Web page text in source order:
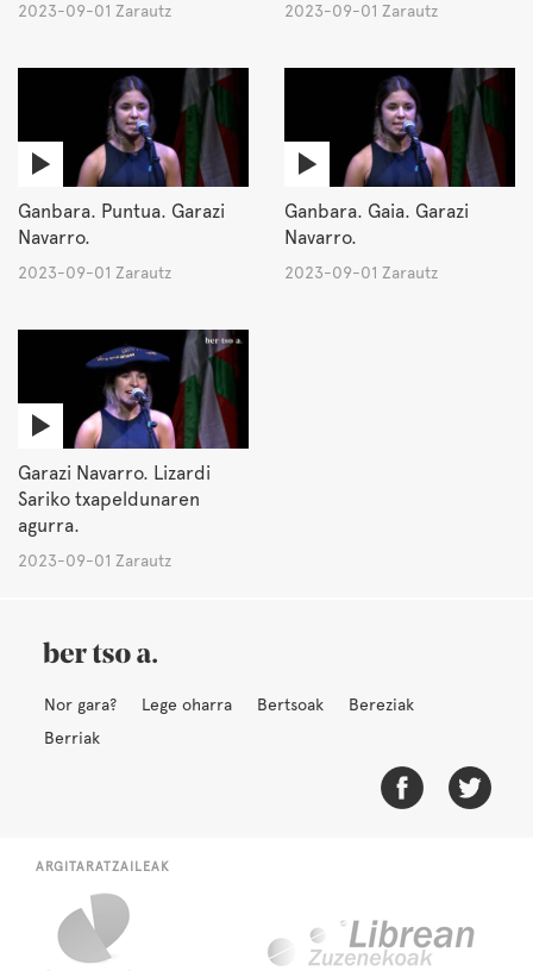
2023-09-01 Zarautz 2023-09-01 Zarautz
Ganbara. Puntua. Garazi
Navarro.
2023-09-01 Zarautz
Ganbara. Gaia. Garazi
Navarro.
2023-09-01 Zarautz
Garazi Navarro. Lizardi
Sariko txapeldunaren
agurra.
2023-09-01 Zarautz
Nor gara? Lege oharra Bertsoak
Bereziak
Berriak
ARGITARATZAILEAK